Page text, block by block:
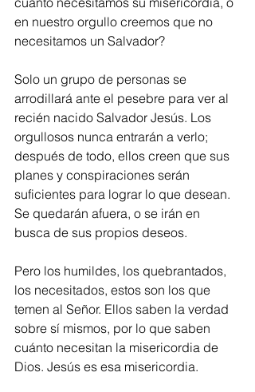
en nuestro orgullo creemos que no
necesitamos un Salvador?
Solo un grupo de personas se
arrodillará ante el pesebre para ver al
recién nacido Salvador Jesús. Los
orgullosos nunca entrarán a verlo;
después de todo, ellos creen que sus
planes y conspiraciones serán
suficientes para lograr lo que desean.
Se quedarán afuera, o se irán en
busca de sus propios deseos.
Pero los humildes, los quebrantados,
los necesitados, estos son los que
temen al Señor. Ellos saben la verdad
sobre sí mismos, por lo que saben
cuánto necesitan la misericordia de
Dios. Jesús es esa misericordia.